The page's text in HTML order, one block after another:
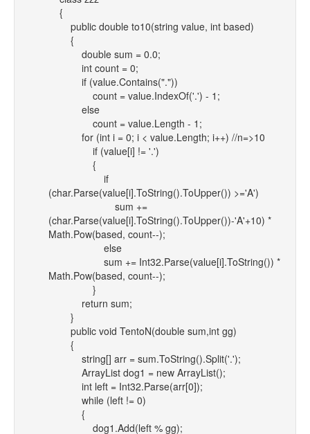
{
public double to10(string value, int based)
{
double sum = 0.0;
int count = 0;
if (value.Contains("."))
count = value.IndexOf('.') - 1;
else
count = value.Length - 1;
for (int i = 0; i < value.Length; i++) //n=>10
if (value[i] != '.')
{
if
(char.Parse(value[i].ToString().ToUpper()) >='A')
sum +=
(char.Parse(value[i].ToString().ToUpper())-'A'+10) *
Math.Pow(based, count--);
else
sum += Int32.Parse(value[i].ToString()) *
Math.Pow(based, count--);
}
return sum;
}
public void TentoN(double sum,int gg)
{
string[] arr = sum.ToString().Split('.');
ArrayList dog1 = new ArrayList();
int left = Int32.Parse(arr[0]);
while (left != 0)
{
dog1.Add(left % gg);